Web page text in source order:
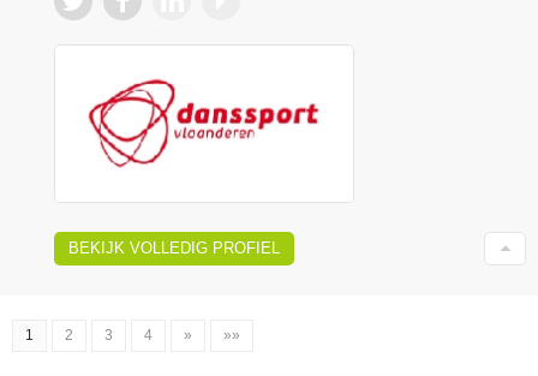
BEKIJK VOLLEDIG PROFIEL
1 2 3 4 » »»